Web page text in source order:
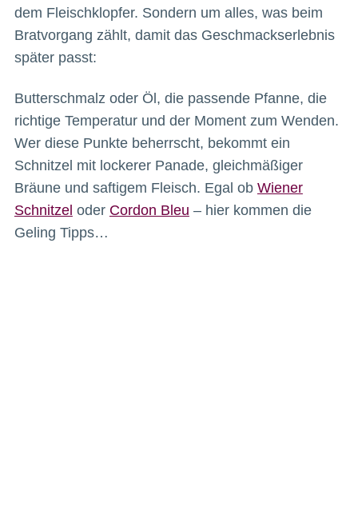
dem Fleischklopfer. Sondern um alles, was beim
Bratvorgang zählt, damit das Geschmackserlebnis
später passt:
Butterschmalz oder Öl, die passende Pfanne, die
richtige Temperatur und der Moment zum Wenden.
Wer diese Punkte beherrscht, bekommt ein
Schnitzel mit lockerer Panade, gleichmäßiger
Bräune und saftigem Fleisch. Egal ob Wiener
Schnitzel oder Cordon Bleu – hier kommen die
Geling Tipps…